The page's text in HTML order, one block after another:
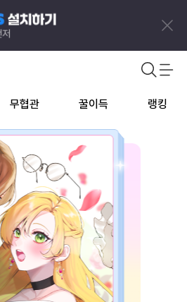
무협관 꿀이득 랭킹